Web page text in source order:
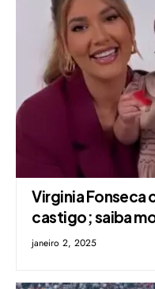
Virginia Fonseca
castigo; saiba
janeiro 2, 2025